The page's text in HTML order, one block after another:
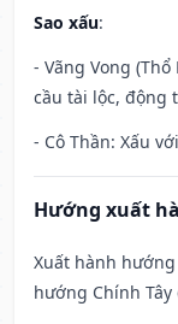
Sao xấu:
- Vãng Vong
cầu tài lộc, động
- Cô Thần: Xấu
Hướng xuất
Xuất hành
hướng Chính Tây